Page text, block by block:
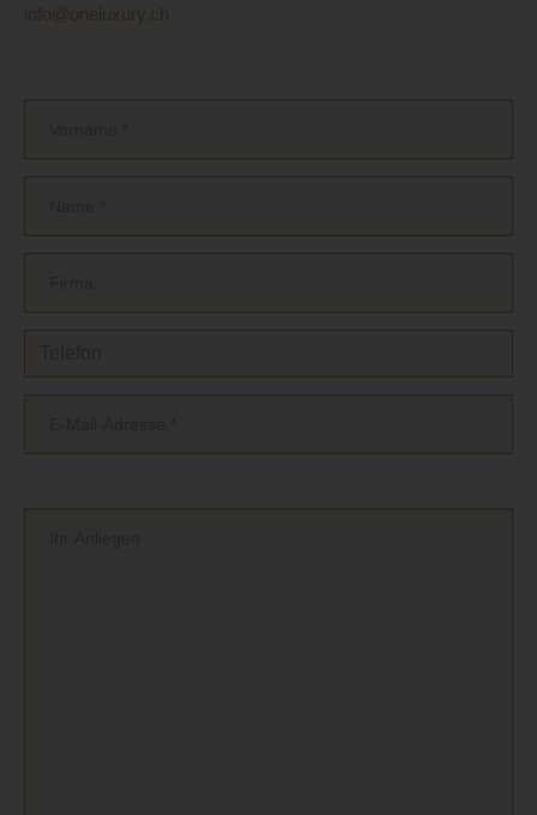
info@oneluxury.ch